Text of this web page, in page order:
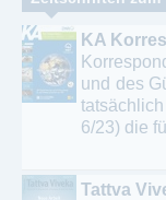
KA
und des
6/23) die
Tattva